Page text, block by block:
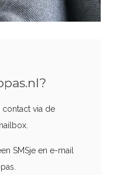
contact via de
SMSje en e-mail